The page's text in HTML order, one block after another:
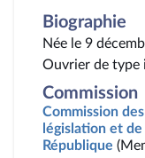
Biographie
Née le 9
Ouvrier de type
Commission
Commission
législation et
République